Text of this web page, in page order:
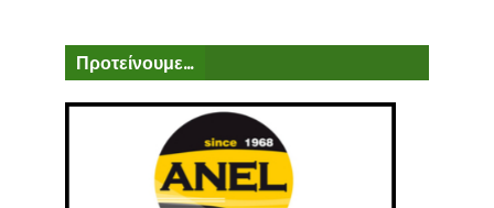
Προτείνουμε...